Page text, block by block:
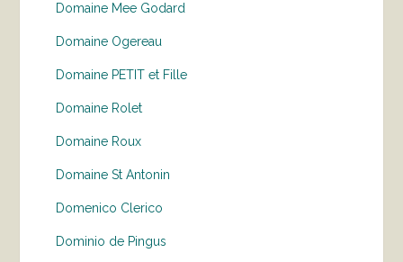
Domaine Mee Godard
Domaine Ogereau
Domaine PETIT et Fille
Domaine Rolet
Domaine Roux
Domaine St Antonin
Domenico Clerico
Dominio de Pingus